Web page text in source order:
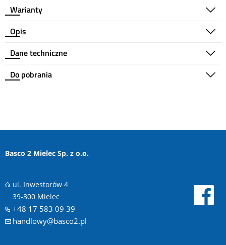
Warianty
Opis
Dane techniczne
Do pobrania
Basco 2 Mielec Sp. z o.o.
ul. Inwestorów 4
39-300 Mielec
+48 17 583 09 39
handlowy@basco2.pl